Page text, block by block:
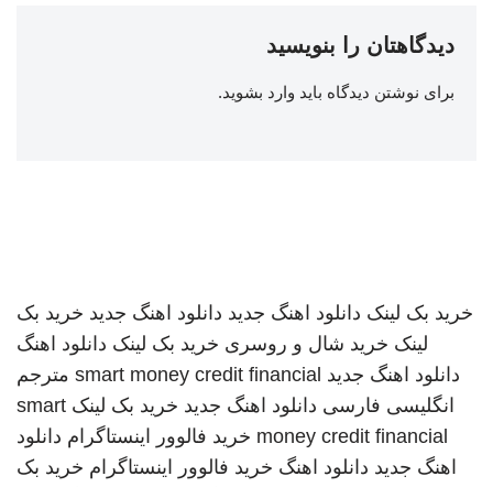
دیدگاهتان را بنویسید
برای نوشتن دیدگاه باید وارد بشوید.
خرید بک لینک دانلود اهنگ جدید دانلود اهنگ جدید خرید بک
لینک خرید شال و روسری خرید بک لینک دانلود اهنگ
دانلود اهنگ جدید smart money credit financial مترجم
انگلیسی فارسی دانلود اهنگ جدید خرید بک لینک smart
money credit financial خرید فالوور اینستاگرام دانلود
اهنگ جدید دانلود اهنگ خرید فالوور اینستاگرام خرید بک